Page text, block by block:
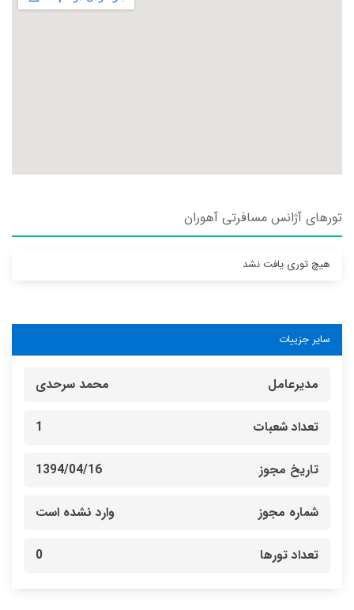
تورهای آژانس مسافرتی آهوران
هیچ توری یافت نشد
سایر جزییات
مدیرعامل محمد سرحدی
تعداد شعبات 1
تاریخ مجوز 1394/04/16
شماره مجوز وارد نشده است
تعداد تورها 0